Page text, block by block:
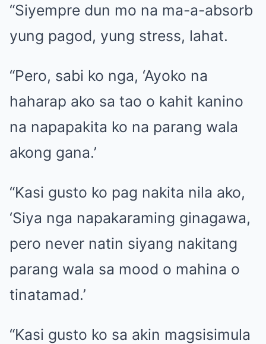
“Siyempre dun mo na ma-a-absorb
yung pagod, yung stress, lahat.
“Pero, sabi ko nga, ‘Ayoko na
haharap ako sa tao o kahit kanino
na napapakita ko na parang wala
akong gana.’
“Kasi gusto ko pag nakita nila ako,
‘Siya nga napakaraming ginagawa,
pero never natin siyang nakitang
parang wala sa mood o mahina o
tinatamad.’
“Kasi gusto ko sa akin magsisimula